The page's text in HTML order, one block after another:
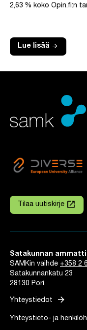
2,63 % koko Opin.fi:n
Lue lisää arrow_forward
Tilaa uutiskirje
Linkkilaunch
Satakunnan
SAMKin vaihde +358 2
Satakunnankatu 23
28130 Pori
Yhteystiedot arrow_forward
Yhteystieto- ja